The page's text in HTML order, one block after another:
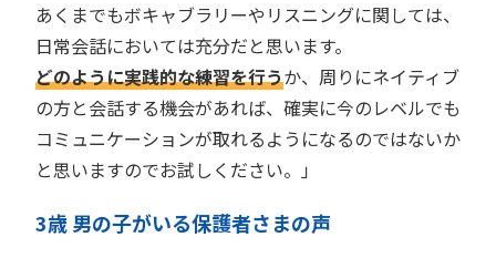
あくまでもボキャブラリーやリスニングに関しては、
日常会話においては充分だと思います。
どのように実践的な練習を行うか、周りにネイティブ
の方と会話する機会があれば、確実に今のレベルでも
コミュニケーションが取れるようになるのではないか
と思いますのでお試しください。」
3歳 男の子がいる保護者さまの声